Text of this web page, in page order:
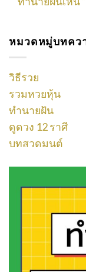
หมวดหมู่บทคว
วิธีรวย
รวมหวยหุ้น
ทำนายฝัน
ดูดวง 12 ราศี
บทสวดมนต์